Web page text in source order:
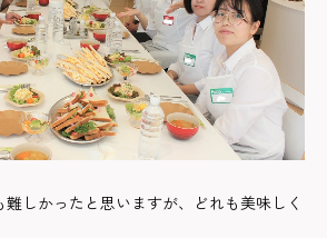
しかったと思いますが、どれも美味しく